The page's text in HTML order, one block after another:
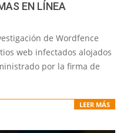
EN LÍNEA
de Wordfence
web infectados alojados
por la firma de
LEER MÁS